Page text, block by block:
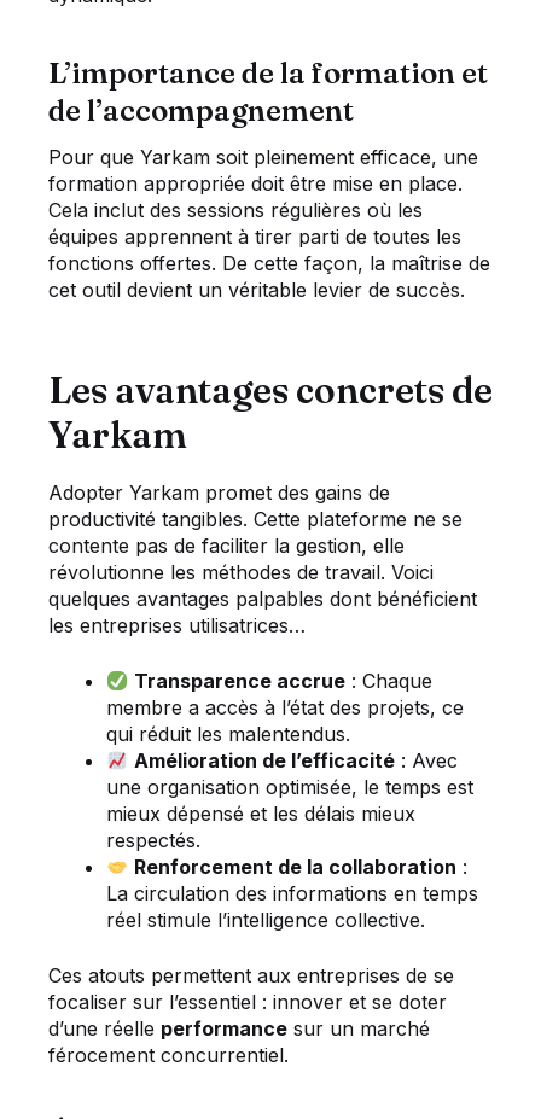
L’importance de la formation et
de l’accompagnement
Pour que Yarkam soit pleinement efficace, une
formation appropriée doit être mise en place.
Cela inclut des sessions régulières où les
équipes apprennent à tirer parti de toutes les
fonctions offertes. De cette façon, la maîtrise de
cet outil devient un véritable levier de succès.
Les avantages concrets de
Yarkam
Adopter Yarkam promet des gains de
productivité tangibles. Cette plateforme ne se
contente pas de faciliter la gestion, elle
révolutionne les méthodes de travail. Voici
quelques avantages palpables dont bénéficient
les entreprises utilisatrices…
Transparence accrue : Chaque
membre a accès à l’état des projets, ce
qui réduit les malentendus.
Amélioration de l’efficacité : Avec
une organisation optimisée, le temps est
mieux dépensé et les délais mieux
respectés.
Renforcement de la collaboration :
La circulation des informations en temps
réel stimule l’intelligence collective.
Ces atouts permettent aux entreprises de se
focaliser sur l’essentiel : innover et se doter
d’une réelle performance sur un marché
férocement concurrentiel.